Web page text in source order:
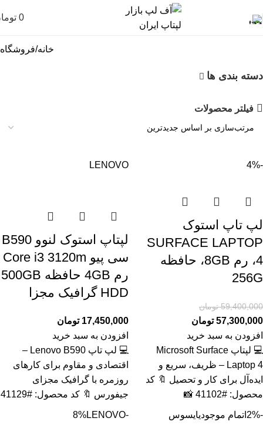
0
خانه فروشگاه
دسته بندی ها
فیلتر محصولات
-4%
لپ تاپ استوک
SURFACE LAPTOP
4، رم 8GB، حافظه
256G
59,400,000 تومان
57,300,000 تومان
افزودن به سبد خرید
💻 لپتاپ Microsoft Surface
Laptop 4 – ظریف، سریع و
ایده‌آل برای کار و تحصیل 🔖 کد
محصول: #41102 📸
LENOVO
لپتاپ استوک لنوو B590
سی پیو Core i3 3120m
رم 4GB حافظه 500GB
HDD گرافیک مجزا
17,450,000 تومان
افزودن به سبد خرید
💻 لپ تاپ Lenovo B590 –
اقتصادی و مقاوم برای کارهای
روزمره با گرافیک مجزای
جیفورس 🔖 کد محصول: #41129
-2% اتمام موجودیایسوس -8%
LENOVO